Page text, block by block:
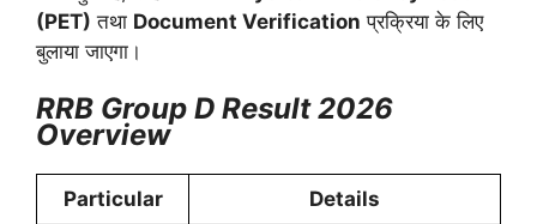
(PET) तथा Document Verification प्रक्रिया के लिए
बुलाया जाएगा।
RRB Group D Result 2026
Overview
Particular Details